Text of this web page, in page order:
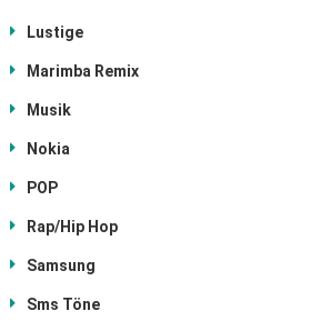
Lustige
Marimba Remix
Musik
Nokia
POP
Rap/Hip Hop
Samsung
Sms Töne